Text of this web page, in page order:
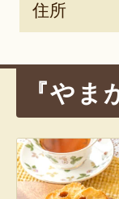
住所
『や